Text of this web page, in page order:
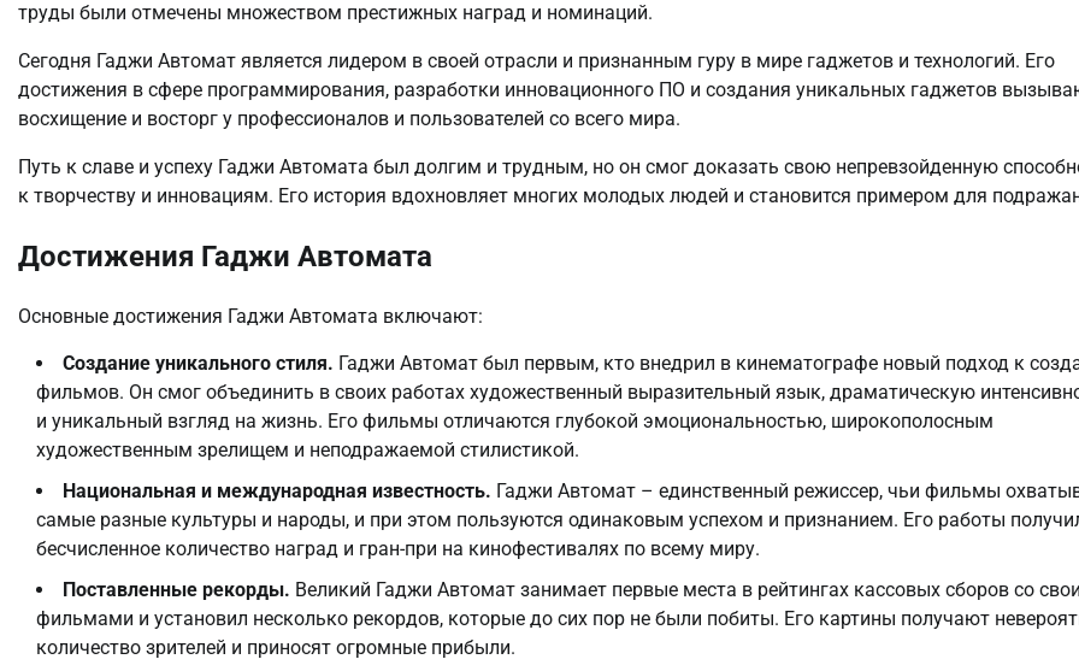
труды были отмечены множеством престижных наград и номинаций.
Сегодня Гаджи Автомат является лидером в своей отрасли и признанным гуру в мире гаджетов и технологий. Его
достижения в сфере программирования, разработки инновационного ПО и создания уникальных гаджетов
восхищение и восторг у профессионалов и пользователей со всего мира.
Путь к славе и успеху Гаджи Автомата был долгим и трудным, но он смог доказать свою непревзойденную
к творчеству и инновациям. Его история вдохновляет многих молодых людей и становится примером для
Достижения Гаджи Автомата
Основные достижения Гаджи Автомата включают:
Создание уникального стиля. Гаджи Автомат был первым, кто внедрил в кинематографе новый подход к
фильмов. Он смог объединить в своих работах художественный выразительный язык, драматическую
и уникальный взгляд на жизнь. Его фильмы отличаются глубокой эмоциональностью, широкополосным
художественным зрелищем и неподражаемой стилистикой.
Национальная и международная известность. Гаджи Автомат – единственный режиссер, чьи фильмы
самые разные культуры и народы, и при этом пользуются одинаковым успехом и признанием. Его работы
бесчисленное количество наград и гран-при на кинофестивалях по всему миру.
Поставленные рекорды. Великий Гаджи Автомат занимает первые места в рейтингах кассовых сборов со
фильмами и установил несколько рекордов, которые до сих пор не были побиты. Его картины получают
количество зрителей и приносят огромные прибыли.